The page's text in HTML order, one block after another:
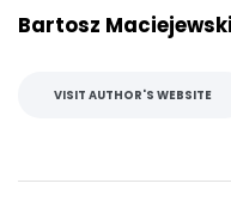
Bartosz Maciejewski
VISIT AUTHOR'S WEBSITE